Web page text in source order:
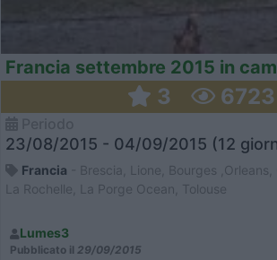
Francia settembre 2015 in
3 6723
23/08/2015 - 04/09/2015 (12
Francia - Brescia, Lione, Bourges ,Orleans,
La Rochelle, La Porge Ocean, Tolouse
Lumes3
Pubblicato il 29/09/2015